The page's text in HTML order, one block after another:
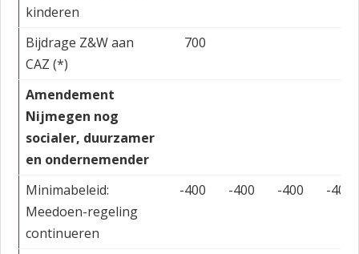
kinderen
Bijdrage Z&W aan
CAZ (*)
700
Amendement
Nijmegen nog
socialer, duurzamer
en ondernemender
Minimabeleid:
Meedoen-regeling
continueren
-400 -400 -400 -400